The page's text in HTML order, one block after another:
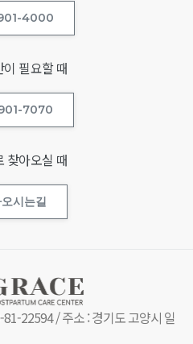
4000
필요할 때
7070
찾아오실 때
시는길
22594 / 주소 : 경기도 고양시 일